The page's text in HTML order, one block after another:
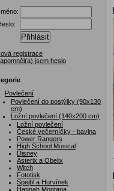
Přihlásit
registrace
jsem heslo
Povlečení
Povlečení do postýlky (90x130
cm)
Ložní povlečení (140x200 cm)
Ložní povlečení
České večerníčky - bavlna
Power Rangers
High School Musical
Disney
Asterix a Obelix
Witch
Fototisk
Spejbl a Hurvínek
Hannah Montana